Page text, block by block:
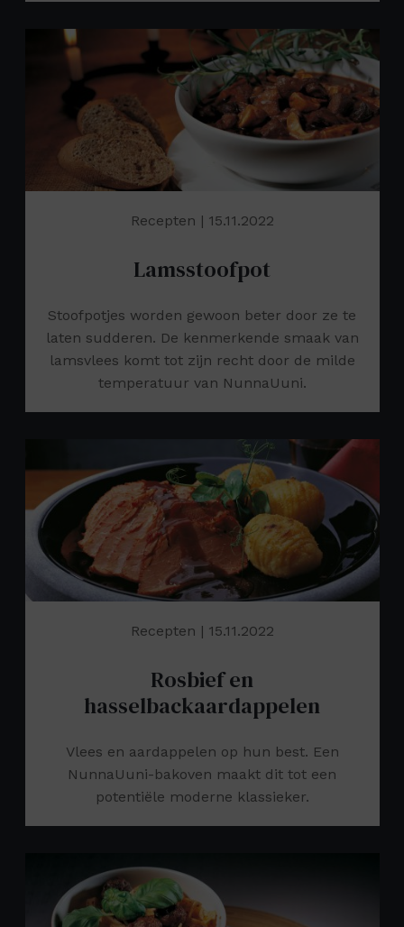
Recepten | 15.11.2022
Lamsstoofpot
Stoofpotjes worden gewoon beter door ze te
laten sudderen. De kenmerkende smaak van
lamsvlees komt tot zijn recht door de milde
temperatuur van NunnaUuni.
Recepten | 15.11.2022
Rosbief en
hasselbackaardappelen
Vlees en aardappelen op hun best. Een
NunnaUuni-bakoven maakt dit tot een
potentiële moderne klassieker.